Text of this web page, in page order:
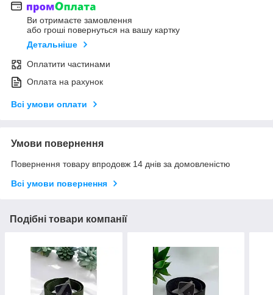
Ви отримаєте замовлення
або гроші повернуться на вашу картку
Детальніше
Оплатити частинами
Оплата на рахунок
Всі умови оплати
Умови повернення
Повернення товару впродовж 14 днів за домовленістю
Всі умови повернення
Подібні товари компанії